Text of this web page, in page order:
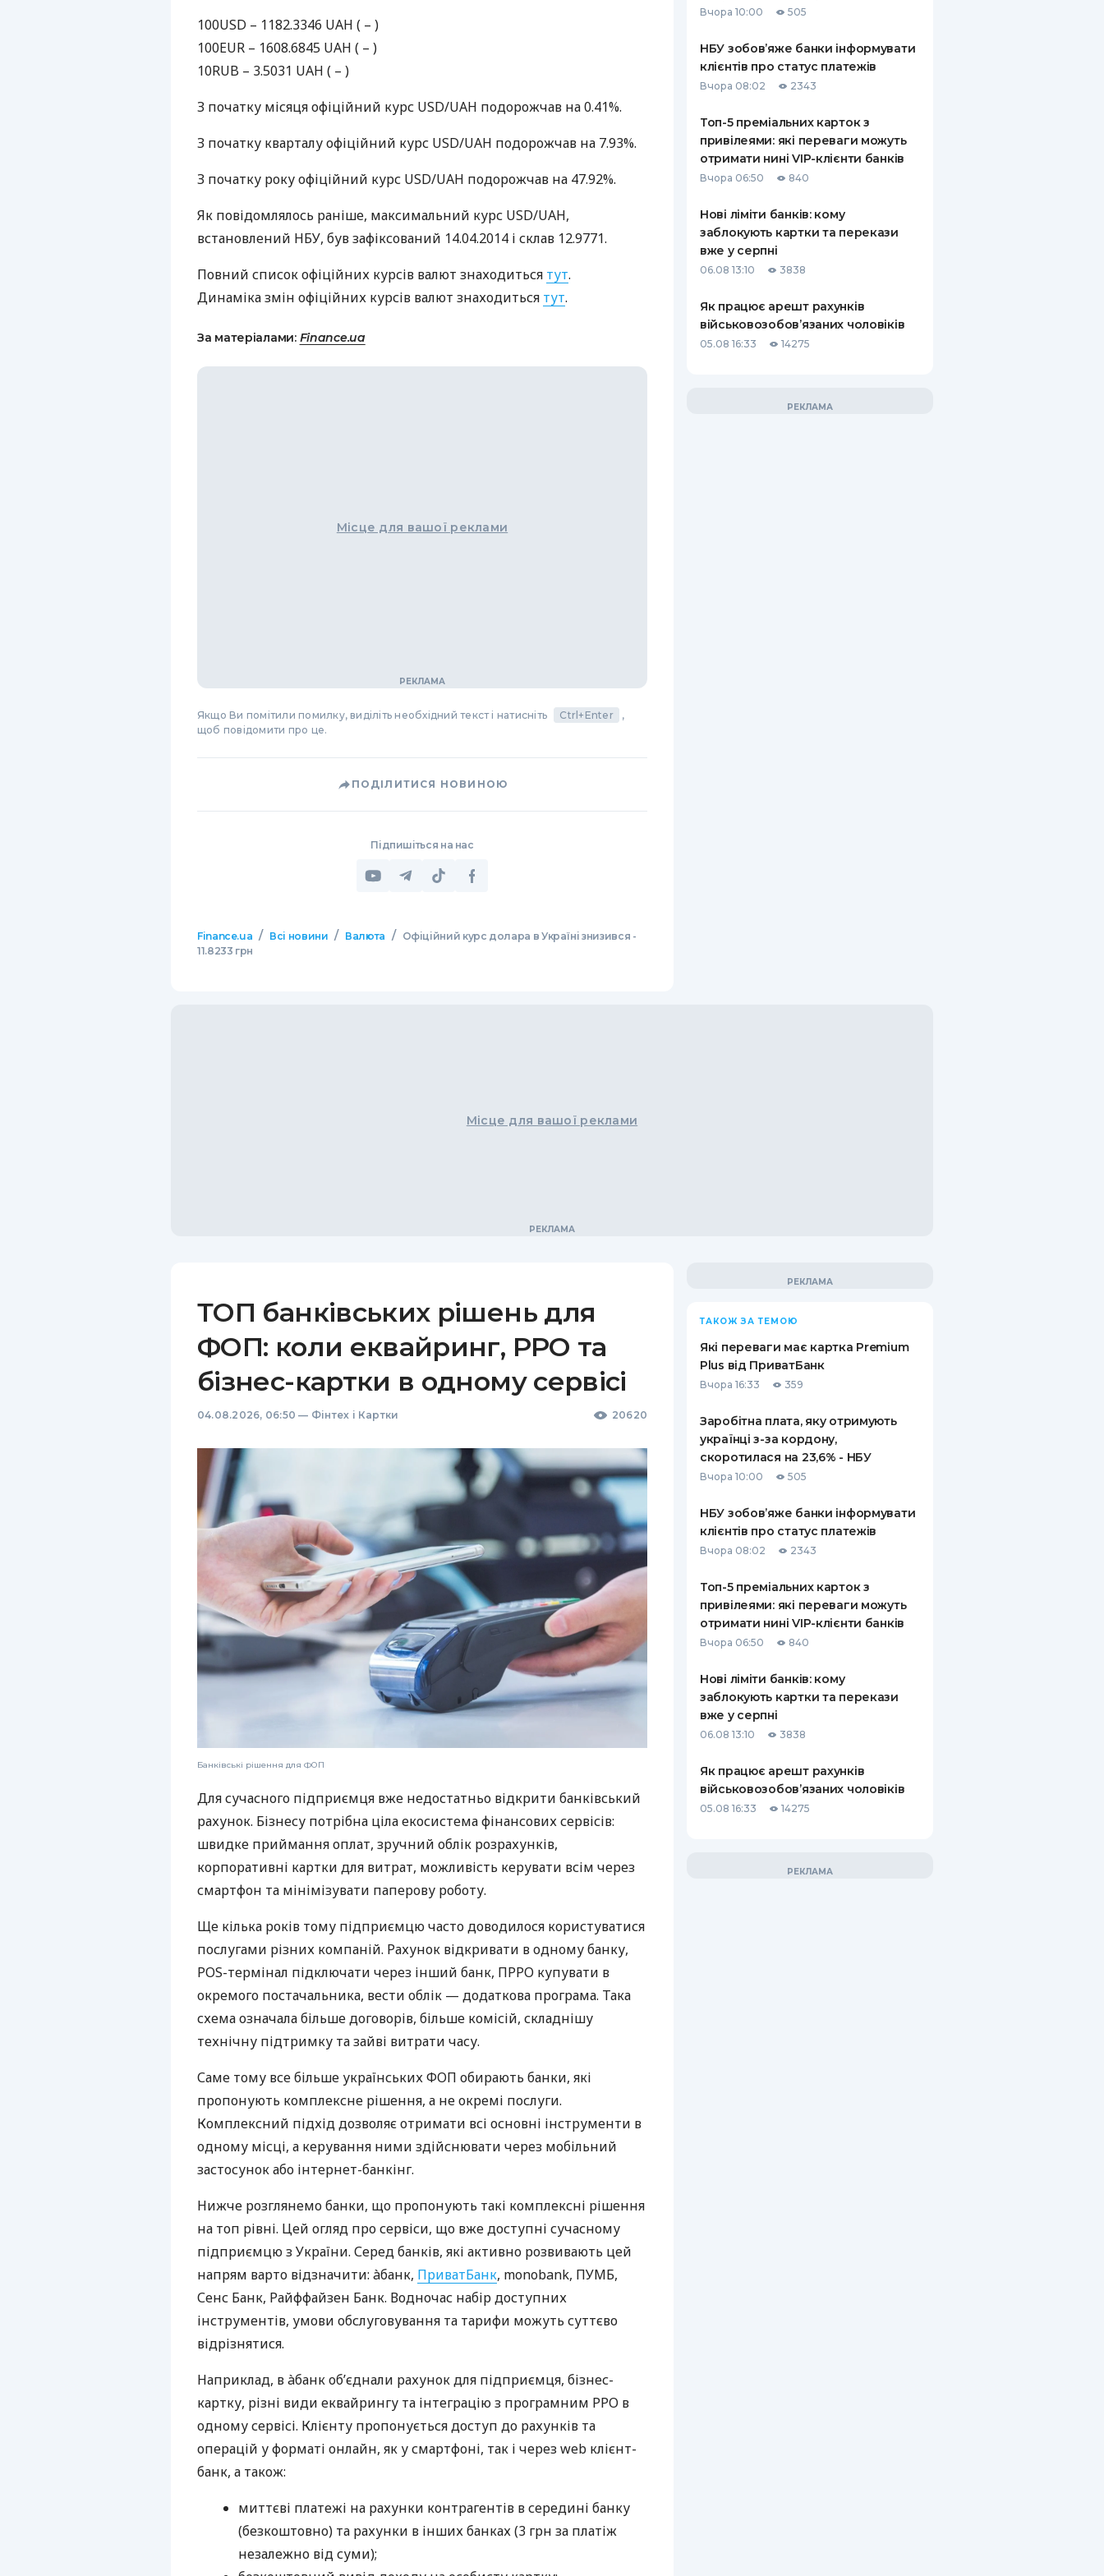
БАНКІВСЬКИХ КАРТКАХ
СТРАХУВАННЮ
ВСІ СТРАХОВІ ПОЛІСИ
ВІДГУКИ ПРО СТРАХОВІ
КОМПАНІЇ
КОНТАКТИ
100USD – 1182.3346 UAH ( – )
100EUR – 1608.6845 UAH ( – )
10RUB – 3.5031 UAH ( – )
З початку місяця офіційний курс USD/UAH подорожчав на 0.41%.
З початку кварталу офіційний курс USD/UAH подорожчав на 7.93%.
З початку року офіційний курс USD/UAH подорожчав на 47.92%.
Як повідомлялось раніше, максимальний курс USD/UAH,
встановлений НБУ, був зафіксований 14.04.2014 і склав 12.9771.
Повний список офіційних курсів валют знаходиться тут.
Динаміка змін офіційних курсів валют знаходиться тут.
За матеріалами: Finance.ua
Місце для вашої реклами
Якщо Ви помітили помилку, виділіть необхідний текст і натисніть Ctrl+Enter
,
щоб повідомити про це.
ПОДІЛИТИСЯ НОВИНОЮ
Підпишіться на нас
Finance.ua / Всі новини / Валюта /
Офіційний курс долара в Україні знизився -
11.8233 грн
Вчора 10:00 505
НБУ зобов’яже банки інформувати
клієнтів про статус платежів
Вчора 08:02 2343
Топ-5 преміальних карток з
привілеями: які переваги можуть
отримати нині VIP-клієнти банків
Вчора 06:50 840
Нові ліміти банків: кому
заблокують картки та перекази
вже у серпні
06.08 13:10 3838
Як працює арешт рахунків
військовозобов’язаних чоловіків
05.08 16:33 14275
Місце для вашої реклами
ТОП банківських рішень для
ФОП: коли еквайринг, РРО та
бізнес-картки в одному сервісі
04.08.2026, 06:50 — Фінтех і Картки 20620
Банківські рішення для ФОП
Для сучасного підприємця вже недостатньо відкрити банківський
рахунок. Бізнесу потрібна ціла екосистема фінансових сервісів:
швидке приймання оплат, зручний облік розрахунків,
корпоративні картки для витрат, можливість керувати всім через
смартфон та мінімізувати паперову роботу.
Ще кілька років тому підприємцю часто доводилося користуватися
послугами різних компаній. Рахунок відкривати в одному банку,
POS-термінал підключати через інший банк, ПРРО купувати в
окремого постачальника, вести облік — додаткова програма. Така
схема означала більше договорів, більше комісій, складнішу
технічну підтримку та зайві витрати часу.
Саме тому все більше українських ФОП обирають банки, які
пропонують комплексне рішення, а не окремі послуги.
Комплексний підхід дозволяє отримати всі основні інструменти в
одному місці, а керування ними здійснювати через мобільний
застосунок або інтернет-банкінг.
Нижче розглянемо банки, що пропонують такі комплексні рішення
на топ рівні. Цей огляд про сервіси, що вже доступні сучасному
підприємцю з України. Серед банків, які активно розвивають цей
напрям варто відзначити: àбанк, ПриватБанк, monobank, ПУМБ,
Сенс Банк, Райффайзен Банк. Водночас набір доступних
інструментів, умови обслуговування та тарифи можуть суттєво
відрізнятися.
Наприклад, в àбанк об’єднали рахунок для підприємця, бізнес-
картку, різні види еквайрингу та інтеграцію з програмним РРО в
одному сервісі. Клієнту пропонується доступ до рахунків та
операцій у форматі онлайн, як у смартфоні, так і через web клієнт-
банк, а також:
миттєві платежі на рахунки контрагентів в середині банку
(безкоштовно) та рахунки в інших банках (3 грн за платіж
незалежно від суми);
ТАКОЖ ЗА ТЕМОЮ
Які переваги має картка Premium
Plus від ПриватБанк
Вчора 16:33 359
Заробітна плата, яку отримують
українці з-за кордону,
скоротилася на 23,6% - НБУ
Вчора 10:00 505
НБУ зобов’яже банки інформувати
клієнтів про статус платежів
Вчора 08:02 2343
Топ-5 преміальних карток з
привілеями: які переваги можуть
отримати нині VIP-клієнти банків
Вчора 06:50 840
Нові ліміти банків: кому
заблокують картки та перекази
вже у серпні
06.08 13:10 3838
Як працює арешт рахунків
військовозобов’язаних чоловіків
05.08 16:33 14275